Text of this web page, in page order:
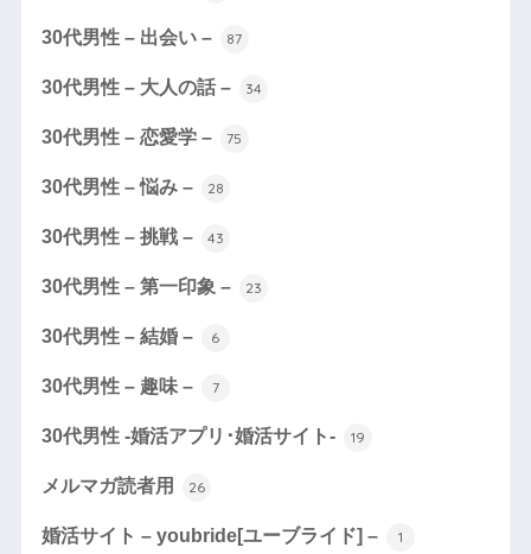
30代男性 – 出会い – 87
30代男性 – 大人の話 – 34
30代男性 – 恋愛学 – 75
30代男性 – 悩み – 28
30代男性 – 挑戦 – 43
30代男性 – 第一印象 – 23
30代男性 – 結婚 – 6
30代男性 – 趣味 – 7
30代男性 -婚活アプリ･婚活サイト- 19
メルマガ読者用 26
婚活サイト – youbride[ユーブライド] – 1